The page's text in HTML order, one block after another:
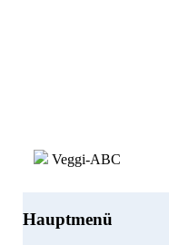
Veggi-ABC
Hauptmenü